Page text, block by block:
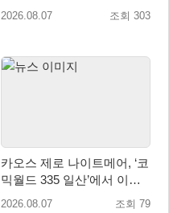
닝’ 9월 10일 론칭!
2026.08.07 조회 303
카오스 제로 나이트메어, ‘코
믹월드 335 일산’에서 이용
자 소통 예고
2026.08.07 조회 79